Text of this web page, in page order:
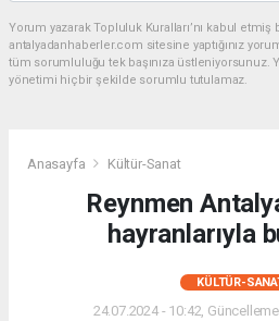
Yorum yazarak Topluluk Kuralları’nı kabul etmiş
antalyadanhaberler.com sitesine yaptığınız
tüm sorumluluğu tek başınıza üstleniyorsunuz.
yönetimi hiçbir şekilde sorumlu tutulamaz.
Anasayfa Kültür-Sanat
Reynmen
hayranlarıyla
KÜLTÜR-
24.07.2024 - 10:42,